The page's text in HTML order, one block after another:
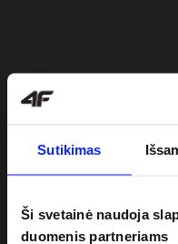
Sutikimas
Ši svetainė naudoja
duomenis partneriams